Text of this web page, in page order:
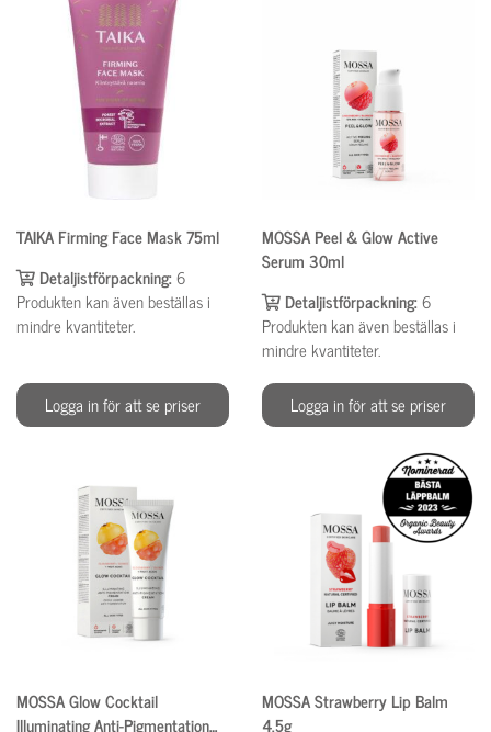
TAIKA Firming Face Mask 75ml
Detaljistförpackning:6
Produkten kan även beställas i
mindre kvantiteter.
Logga in för att se priser
MOSSA Peel & Glow Active
Serum 30ml
Detaljistförpackning:6
Produkten kan även beställas i
mindre kvantiteter.
Logga in för att se priser
MOSSA Glow Cocktail
Illuminating Anti-Pigmentation
MOSSA Strawberry Lip Balm
4,5g